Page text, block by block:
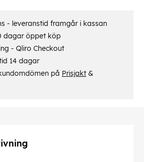
- leveranstid framgår i kassan
dagar öppet köp
- Qliro Checkout
14 dagar
på Prisjakt &